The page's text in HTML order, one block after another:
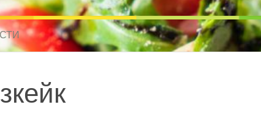
рецепты для всех
РЕЦЕПТЫ ДЛЯ МУЛЬТИВАРКИ. РЕЦЕПТЫ ДЛЯ